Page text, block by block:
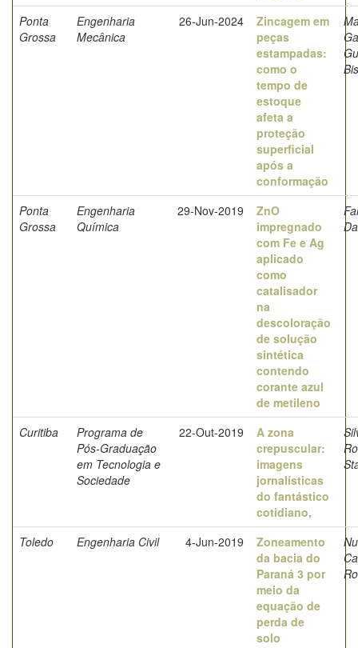
Ponta
Grossa
Engenharia
Mecânica
26-Jun-2024
Zincagem em
peças
estampadas:
como o
tempo de
estoque
afeta a
proteção
superficial
após a
conformação
Ponta
Grossa
Engenharia
Química
29-Nov-2019
ZnO
impregnado
com Fe e Ag
aplicado
como
catalisador
na
descoloração
de solução
sintética
contendo
corante azul
de metileno
Curitiba
Programa de
Pós-Graduação
em Tecnologia e
Sociedade
22-Out-2019
A zona
crepuscular:
imagens
jornalísticas
do fantástico
cotidiano,
Toledo Engenharia Civil 4-Jun-2019
Zoneamento
da bacia do
Paraná 3 por
meio da
equação de
perda de
solo